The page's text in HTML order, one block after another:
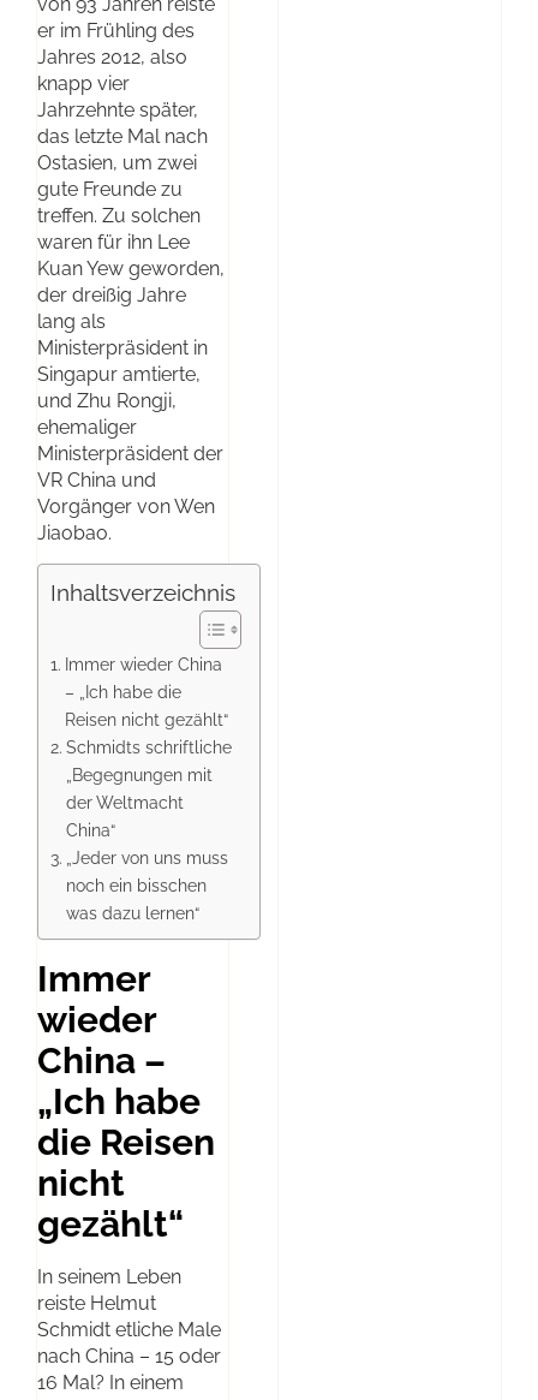
er im Frühling des
Jahres 2012, also
knapp vier
Jahrzehnte später,
das letzte Mal nach
Ostasien, um zwei
gute Freunde zu
treffen. Zu solchen
waren für ihn Lee
Kuan Yew geworden,
der dreißig Jahre
lang als
Ministerpräsident in
Singapur amtierte,
und Zhu Rongji,
ehemaliger
Ministerpräsident der
VR China und
Vorgänger von Wen
Jiaobao.
Inhaltsverzeichnis
Immer wieder China
– „Ich habe die
Reisen nicht gezählt“
Schmidts schriftliche
„Begegnungen mit
der Weltmacht
China“
„Jeder von uns muss
noch ein bisschen
was dazu lernen“
Immer
wieder
China –
„Ich habe
die Reisen
nicht
gezählt“
In seinem Leben
reiste Helmut
Schmidt etliche Male
nach China – 15 oder
16 Mal? In einem